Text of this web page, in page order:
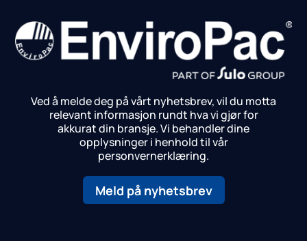
Ved å melde deg på vårt nyhetsbrev, vil du motta
relevant informasjon rundt hva vi gjør for
akkurat din bransje.Vi behandler dine
opplysninger i henhold til vår
personvernerklæring.
Meld på nyhetsbrev